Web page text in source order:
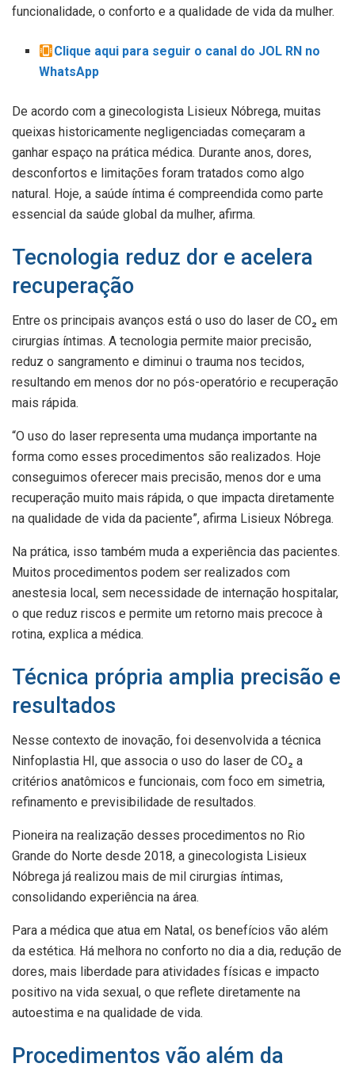
funcionalidade, o conforto e a qualidade de vida da mulher.
Clique aqui para seguir o canal do JOL RN no
WhatsApp
De acordo com a ginecologista Lisieux Nóbrega, muitas
queixas historicamente negligenciadas começaram a
ganhar espaço na prática médica. Durante anos, dores,
desconfortos e limitações foram tratados como algo
natural. Hoje, a saúde íntima é compreendida como parte
essencial da saúde global da mulher, afirma.
Tecnologia reduz dor e acelera
recuperação
Entre os principais avanços está o uso do laser de CO₂ em
cirurgias íntimas. A tecnologia permite maior precisão,
reduz o sangramento e diminui o trauma nos tecidos,
resultando em menos dor no pós-operatório e recuperação
mais rápida.
“O uso do laser representa uma mudança importante na
forma como esses procedimentos são realizados. Hoje
conseguimos oferecer mais precisão, menos dor e uma
recuperação muito mais rápida, o que impacta diretamente
na qualidade de vida da paciente”, afirma Lisieux Nóbrega.
Na prática, isso também muda a experiência das pacientes.
Muitos procedimentos podem ser realizados com
anestesia local, sem necessidade de internação hospitalar,
o que reduz riscos e permite um retorno mais precoce à
rotina, explica a médica.
Técnica própria amplia precisão e
resultados
Nesse contexto de inovação, foi desenvolvida a técnica
Ninfoplastia HI, que associa o uso do laser de CO₂ a
critérios anatômicos e funcionais, com foco em simetria,
refinamento e previsibilidade de resultados.
Pioneira na realização desses procedimentos no Rio
Grande do Norte desde 2018, a ginecologista Lisieux
Nóbrega já realizou mais de mil cirurgias íntimas,
consolidando experiência na área.
Para a médica que atua em Natal, os benefícios vão além
da estética. Há melhora no conforto no dia a dia, redução de
dores, mais liberdade para atividades físicas e impacto
positivo na vida sexual, o que reflete diretamente na
autoestima e na qualidade de vida.
Procedimentos vão além da